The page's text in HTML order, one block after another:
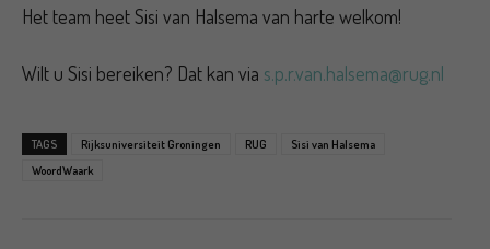
Het team heet Sisi van Halsema van harte welkom!
Wilt u Sisi bereiken? Dat kan via s.p.r.van.halsema@rug.nl
TAGS Rijksuniversiteit Groningen RUG
Sisi van Halsema
WoordWaark